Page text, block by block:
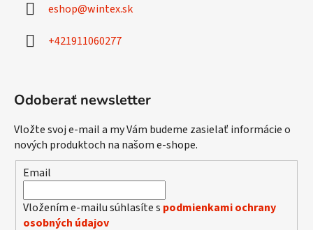
eshop@wintex.sk
+421911060277
Odoberať newsletter
Vložte svoj e-mail a my Vám budeme zasielať informácie o
nových produktoch na našom e-shope.
Email
Vložením e-mailu súhlasíte s podmienkami ochrany
osobných údajov